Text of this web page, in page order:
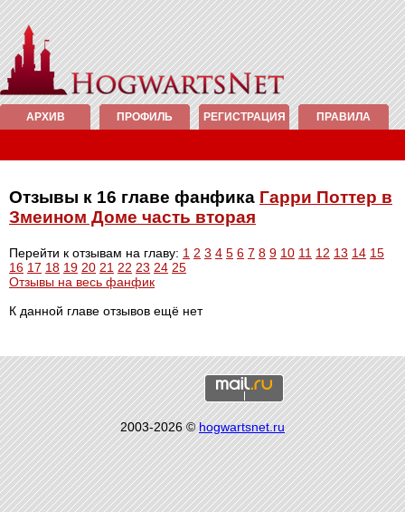
АРХИВ ПРОФИЛЬ РЕГИСТРАЦИЯ ПРАВИЛА
Отзывы к 16 главе фанфика Гарри Поттер в
Змеином Доме часть вторая
Перейти к отзывам на главу: 1 2 3 4 5 6 7 8 9 10 11 12 13 14 15
16 17 18 19 20 21 22 23 24 25
Отзывы на весь фанфик
К данной главе отзывов ещё нет
2003-2026 ©hogwartsnet.ru